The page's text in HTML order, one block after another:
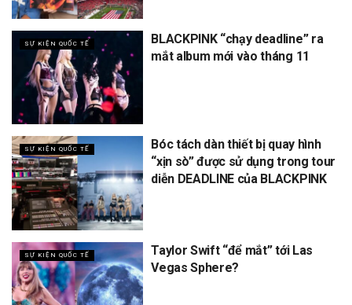
SỰ KIỆN QUỐC TẾ
BLACKPINK “chạy deadline” ra
mắt album mới vào tháng 11
SỰ KIỆN QUỐC TẾ
Bóc tách dàn thiết bị quay hình
“xịn sò” được sử dụng trong tour
diễn DEADLINE của BLACKPINK
SỰ KIỆN QUỐC TẾ
Taylor Swift “để mắt” tới Las
Vegas Sphere?